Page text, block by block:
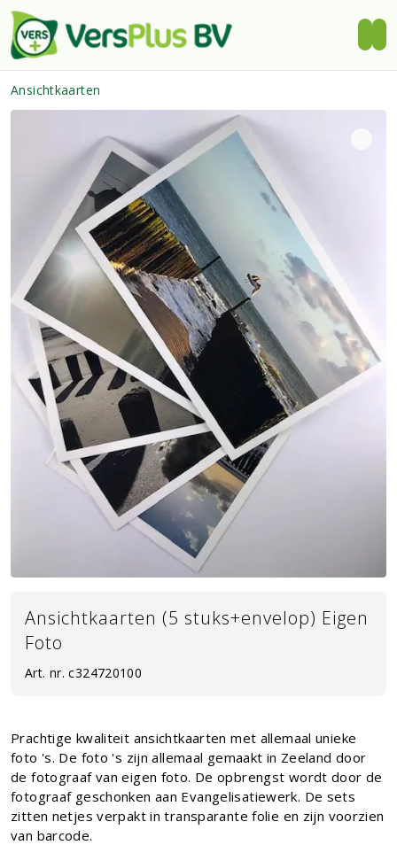
Ansichtkaarten
Ansichtkaarten (5 stuks+envelop) Eigen
Foto
Art. nr. c324720100
Prachtige kwaliteit ansichtkaarten met allemaal unieke
foto 's. De foto 's zijn allemaal gemaakt in Zeeland door
de fotograaf van eigen foto. De opbrengst wordt door de
fotograaf geschonken aan Evangelisatiewerk. De sets
zitten netjes verpakt in transparante folie en zijn voorzien
van barcode.